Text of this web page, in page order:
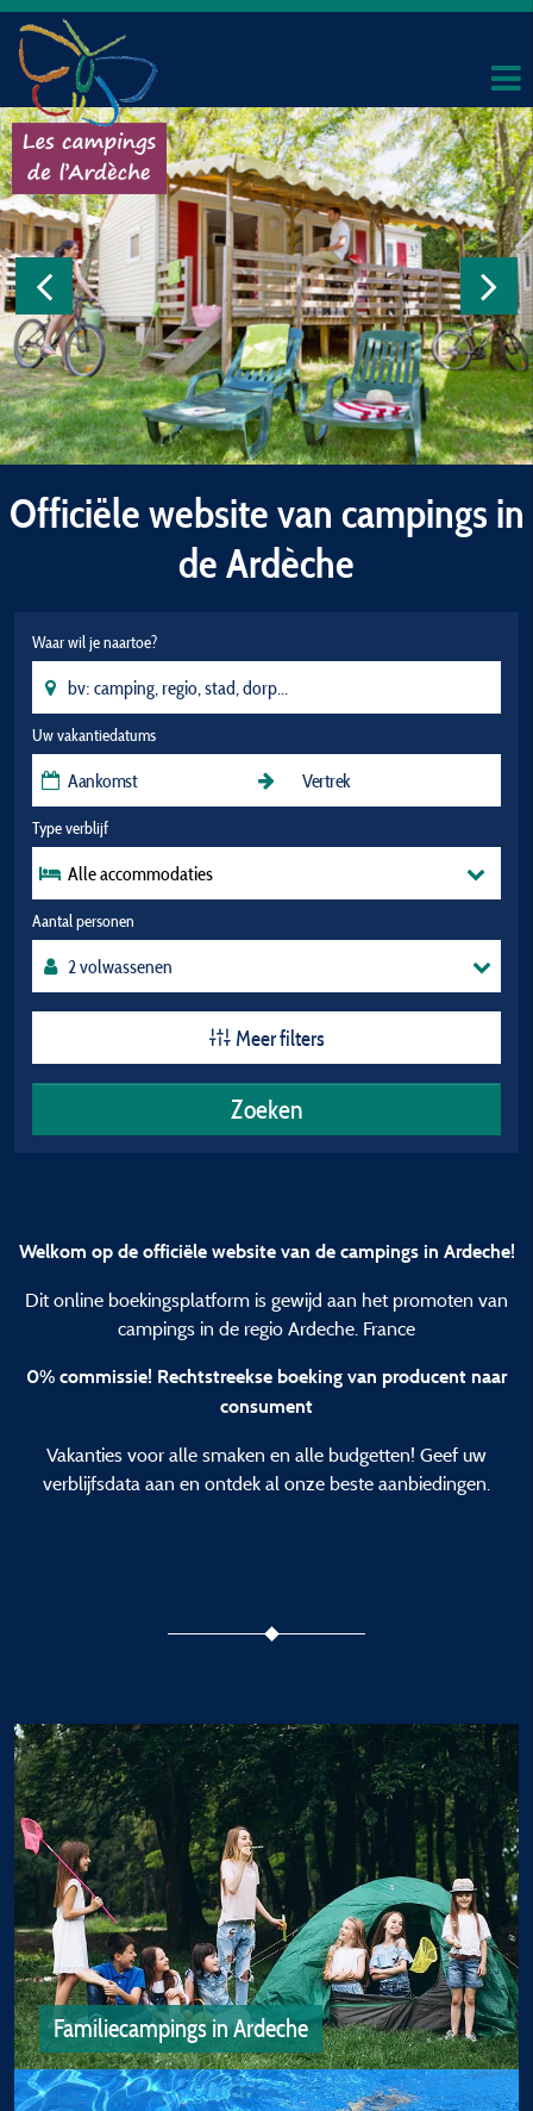
Officiële website van campings in
de Ardèche
Waar wil je naartoe?
Uw vakantiedatums
Type verblijf
Alle accommodaties
Aantal personen
Zoeken
Meer filters
Welkom op de officiële website van de campings in Ardeche!
Dit online boekingsplatform is gewijd aan het promoten van
campings in de regio Ardeche. France
0% commissie! Rechtstreekse boeking van producent naar
consument
Vakanties voor alle smaken en alle budgetten! Geef uw
verblijfsdata aan en ontdek al onze beste aanbiedingen.
Familiecampings in Ardeche